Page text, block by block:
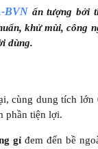
BVN ấn tượng bởi
khử mùi, công
dùng.
cùng dung tích lớn
phần tiện lợi.
gỉ đem đến bề